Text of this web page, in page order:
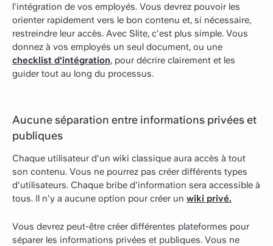
l'intégration de vos employés. Vous devrez pouvoir les
orienter rapidement vers le bon contenu et, si nécessaire,
restreindre leur accès. Avec Slite, c'est plus simple. Vous
donnez à vos employés un seul document, ou une
checklist d'intégration, pour décrire clairement et les
guider tout au long du processus.
Aucune séparation entre informations privées et
publiques
Chaque utilisateur d'un wiki classique aura accès à tout
son contenu. Vous ne pourrez pas créer différents types
d'utilisateurs. Chaque bribe d'information sera accessible à
tous. Il n'y a aucune option pour créer un wiki privé.
Vous devrez peut-être créer différentes plateformes pour
séparer les informations privées et publiques. Vous ne